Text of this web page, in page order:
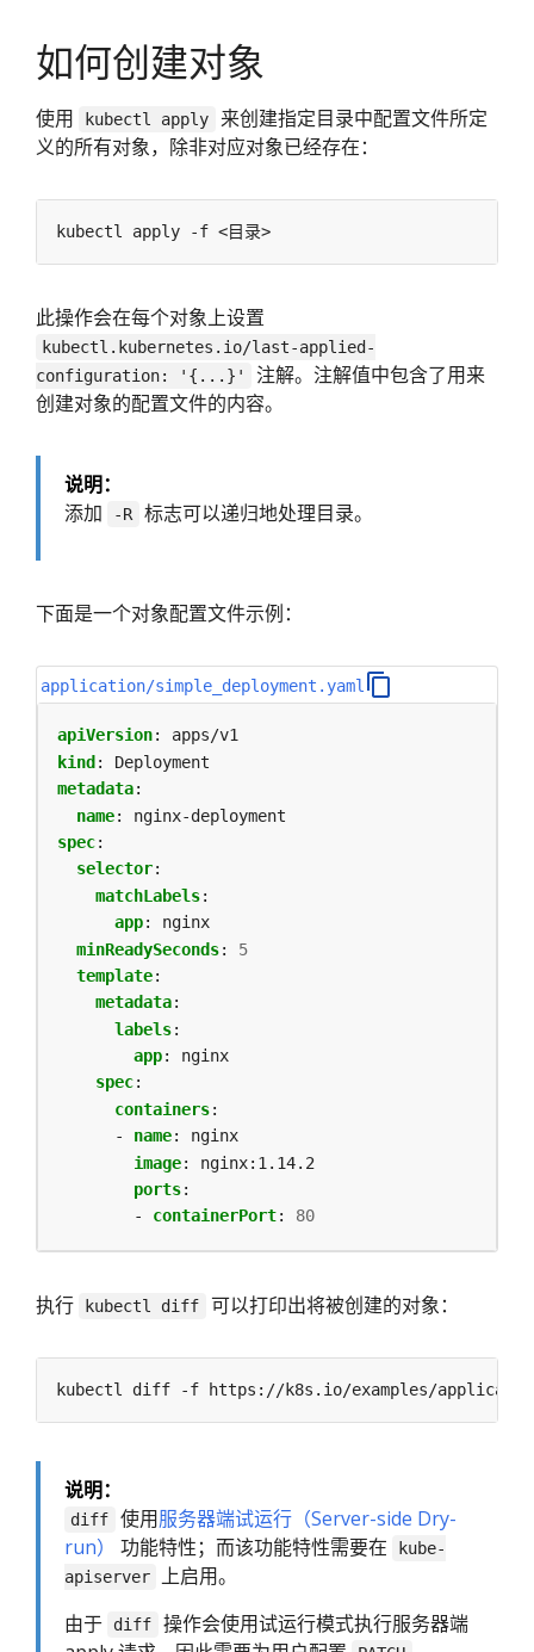
如何创建对象
使用 kubectl apply
来创建指定目录中配置文件所定
义的所有对象，除非对应对象已经存在：
此操作会在每个对象上设置
kubectl.kubernetes.io/last-applied-
configuration: '{...}'
注解。注解值中包含了用来
创建对象的配置文件的内容。
说明：
添加
-R 标志可以递归地处理目录。
下面是一个对象配置文件示例：
application/simple_deployment.yaml
apiVersion:
apps/v1
kind :
Deployment
metadata:
name:
nginx-deployment
spec:
selector:
matchLabels:
app:
nginx
minReadySeconds:
5
template:
metadata:
labels:
app:
nginx
spec:
containers:
- name:
nginx
image:
nginx:1.14.2
ports:
- containerPort: 80
执行 kubectl diff 可以打印出将被创建的对象：
说明：
diff 使用服务器端试运行（Server-side Dry-
run）
功能特性；而该功能特性需要在
kube-
apiserver
上启用。
由于
diff
操作会使用试运行模式执行服务器端